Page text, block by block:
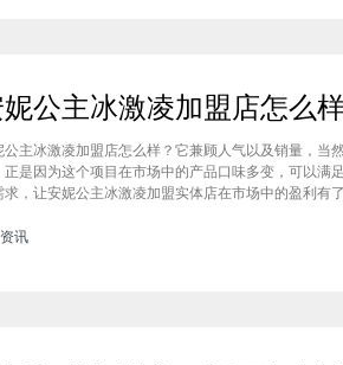
公主冰激凌加盟店怎么样？它兼顾人气以及销量，当
正是因为这个项目在市场中的产品口味多变，可以满
求，让安妮公主冰激凌加盟实体店在市场中的盈利有
些优势。项目的总部本身就在市场中有着强大的市场
资讯